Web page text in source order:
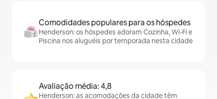
Comodidades populares para os hóspedes
Henderson: os hóspedes adoram Cozinha, Wi-Fi e
Piscina nos aluguéis por temporada nesta cidade
Avaliação média: 4,8
Henderson: as acomodações da cidade têm